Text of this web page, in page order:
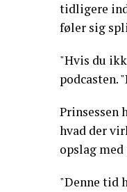
tidligere
føler sig
"Hvis du
podcasten.
Prinsessen
hvad der
opslag
"Denne tid